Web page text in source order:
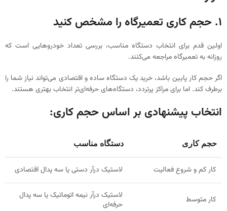
۱. حجم کاری تعمیرگاه را مشخص کنید
اولین قدم برای انتخاب دستگاه مناسب، بررسی تعداد خودروهایی است که
روزانه به تعمیرگاه مراجعه می‌کنند.
اگر حجم کار پایین باشد، خرید یک دستگاه ساده و اقتصادی می‌تواند نیاز شما را
برطرف کند. اما برای مراکز پرتردد، دستگاه‌های حرفه‌ای‌تر انتخاب بهتری هستند.
انتخاب پیشنهادی بر اساس حجم کاری:
حجم کاری دستگاه مناسب
کار کم و شروع فعالیت لاستیک درآر دستی یا سه پدال اقتصادی
کار متوسط
لاستیک درآر نیمه اتوماتیک یا سه پدال
حرفه‌ای